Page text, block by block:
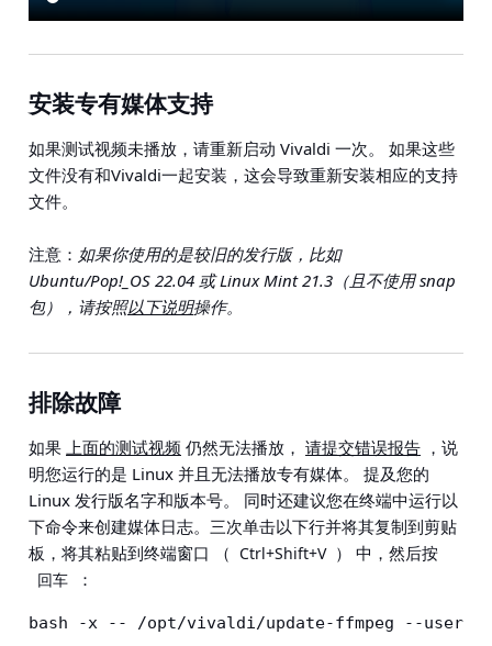
安装专有媒体支持
如果测试视频未播放，请重新启动 Vivaldi 一次。 如果这些
文件没有和Vivaldi一起安装，这会导致重新安装相应的支持
文件。
注意： 如果你使用的是较旧的发行版，比如
Ubuntu/Pop!_OS 22.04 或 Linux Mint 21.3（且不使用 snap
包），请按照以下说明操作。
排除故障
如果 上面的测试视频 仍然无法播放， 请提交错误报告 ，说
明您运行的是 Linux 并且无法播放专有媒体。 提及您的
Linux 发行版名字和版本号。 同时还建议您在终端中运行以
下命令来创建媒体日志。三次单击以下行并将其复制到剪贴
板，将其粘贴到终端窗口 （ Ctrl+Shift+V ） 中，然后按
回车 ：
bash -x -- /opt/vivaldi/update-ffmpeg --user 2>